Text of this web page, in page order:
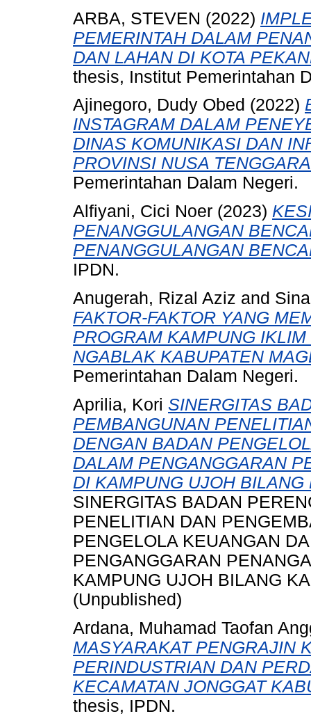
ARBA, STEVEN (2022)
PEMERINTAH DALAM
DAN LAHAN DI KOTA
thesis, Institut Pemerintahan
Ajinegoro, Dudy Obed (2022)
INSTAGRAM DALAM
DINAS KOMUNIKASI DAN
PROVINSI NUSA
Pemerintahan Dalam Negeri.
Alfiyani, Cici Noer (2023)
PENANGGULANGAN
PENANGGULANGAN
IPDN.
Anugerah, Rizal Aziz and
FAKTOR-FAKTOR YANG
PROGRAM KAMPUNG
NGABLAK KABUPATEN
Pemerintahan Dalam Negeri.
Aprilia, Kori SINERGITAS
PEMBANGUNAN
DENGAN BADAN
DALAM PENGANGGARAN
DI KAMPUNG UJOH
SINERGITAS BADAN
PENELITIAN DAN
PENGELOLA KEUANGAN
PENGANGGARAN
KAMPUNG UJOH BILANG
(Unpublished)
Ardana, Muhamad Taofan
MASYARAKAT PENGRAJIN
PERINDUSTRIAN DAN
KECAMATAN JONGGAT
thesis, IPDN.